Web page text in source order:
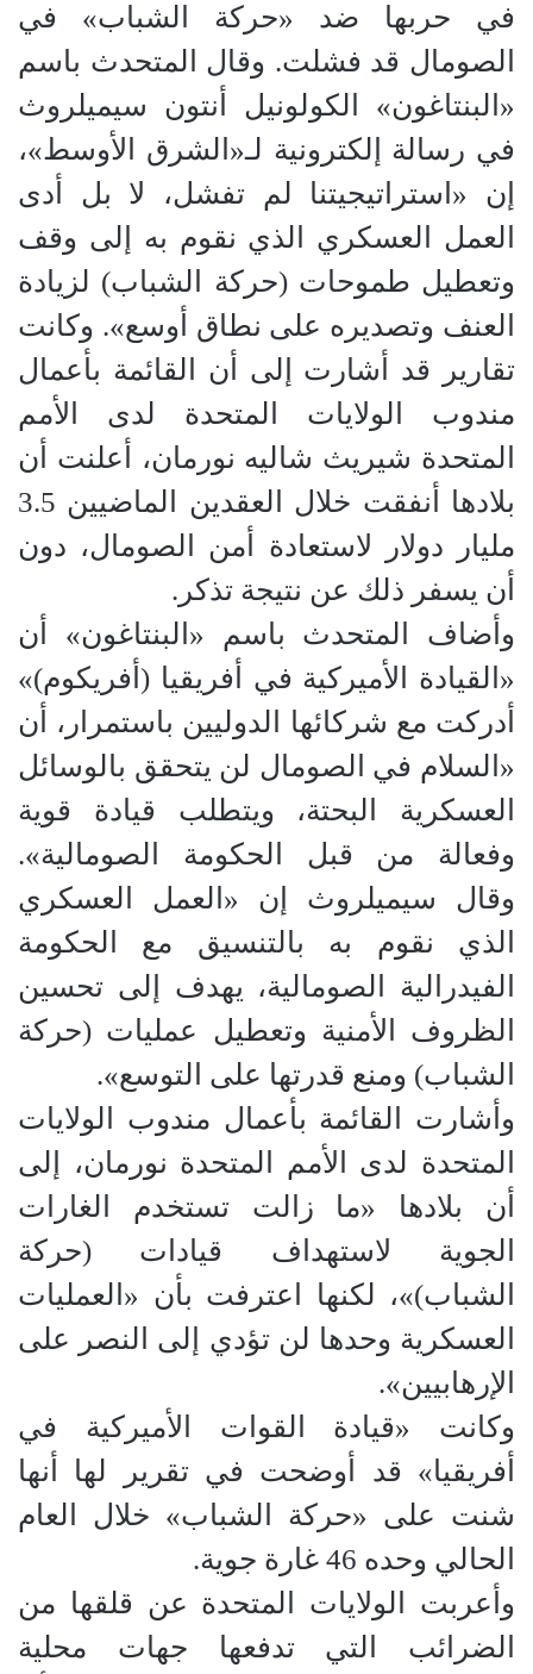
في حربها ضد «حركة الشباب» في
الصومال قد فشلت. وقال المتحدث باسم
«البنتاغون» الكولونيل أنتون سيميلروث
في رسالة إلكترونية لـ«الشرق الأوسط»،
إن «استراتيجيتنا لم تفشل، لا بل أدى
العمل العسكري الذي نقوم به إلى وقف
وتعطيل طموحات (حركة الشباب) لزيادة
العنف وتصديره على نطاق أوسع». وكانت
تقارير قد أشارت إلى أن القائمة بأعمال
مندوب الولايات المتحدة لدى الأمم
المتحدة شيريث شاليه نورمان، أعلنت أن
بلادها أنفقت خلال العقدين الماضيين 3.5
مليار دولار لاستعادة أمن الصومال، دون
أن يسفر ذلك عن نتيجة تذكر.
وأضاف المتحدث باسم «البنتاغون» أن
«القيادة الأميركية في أفريقيا (أفريكوم)»
أدركت مع شركائها الدوليين باستمرار، أن
«السلام في الصومال لن يتحقق بالوسائل
العسكرية البحتة، ويتطلب قيادة قوية
وفعالة من قبل الحكومة الصومالية».
وقال سيميلروث إن «العمل العسكري
الذي نقوم به بالتنسيق مع الحكومة
الفيدرالية الصومالية، يهدف إلى تحسين
الظروف الأمنية وتعطيل عمليات (حركة
الشباب) ومنع قدرتها على التوسع».
وأشارت القائمة بأعمال مندوب الولايات
المتحدة لدى الأمم المتحدة نورمان، إلى
أن بلادها «ما زالت تستخدم الغارات
الجوية لاستهداف قيادات (حركة
الشباب)»، لكنها اعترفت بأن «العمليات
العسكرية وحدها لن تؤدي إلى النصر على
الإرهابيين».
وكانت «قيادة القوات الأميركية في
أفريقيا» قد أوضحت في تقرير لها أنها
شنت على «حركة الشباب» خلال العام
الحالي وحده 46 غارة جوية.
وأعربت الولايات المتحدة عن قلقها من
الضرائب التي تدفعها جهات محلية